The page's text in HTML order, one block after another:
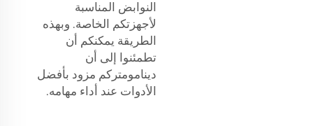
النوابض المناسبة
لأجهزتكم الخاصة. وبهذه
الطريقة يمكنكم أن
تطمئنوا إلى أن
دينامومتركم مزود بأفضل
الأدوات عند أداء مهامه.